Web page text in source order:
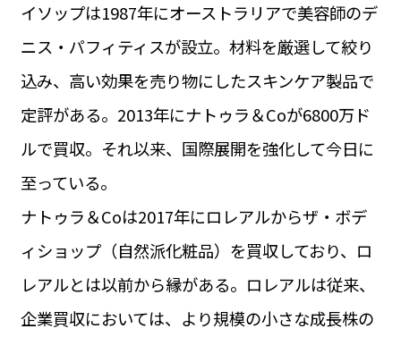
LIFE STYLE
BUSINESS
ビジネス・キャリア
INFOS PRATIQUES
TAG
タグ
#パリ
#お土産 #トリビア
#データで読み解くフランス
#フランスの教育制度
#アプリ
#いざという時に
#カルカッソンヌ Carcassonne
#サステナブル
#フランス生活
#レシピ #ビューティー
#コスメ
#アルザス地方
#フランスの地方 #フロマージュ
#おでかけ
お問い合わせ
運営会社
サイトポリシー
イソップは1987年にオーストラリアで美容師のデ
ニス・パフィティスが設立。材料を厳選して絞り
込み、高い効果を売り物にしたスキンケア製品で
定評がある。2013年にナトゥラ＆Coが6800万ド
ルで買収。それ以来、国際展開を強化して今日に
至っている。
ナトゥラ＆Coは2017年にロレアルからザ・ボデ
ィショップ（自然派化粧品）を買収しており、ロ
レアルとは以前から縁がある。ロレアルは従来、
企業買収においては、より規模の小さな成長株の